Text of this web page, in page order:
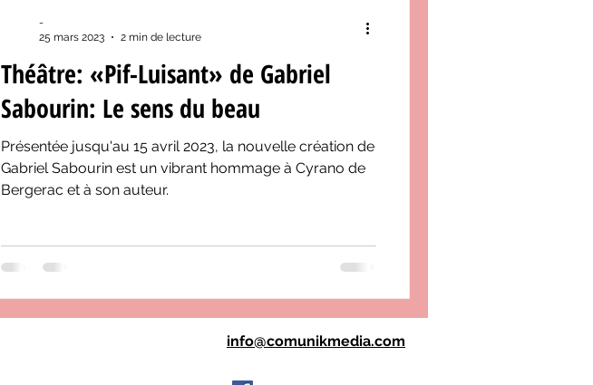
Théâtre: «Pif-Luisant» de Gabriel
Sabourin: Le sens du beau
Présentée jusqu'au 15 avril 2023, la nouvelle création de
Gabriel Sabourin est un vibrant hommage à Cyrano de
Bergerac et à son auteur.
-
25 mars 2023
2 min de lecture
info@comunikmedia.com